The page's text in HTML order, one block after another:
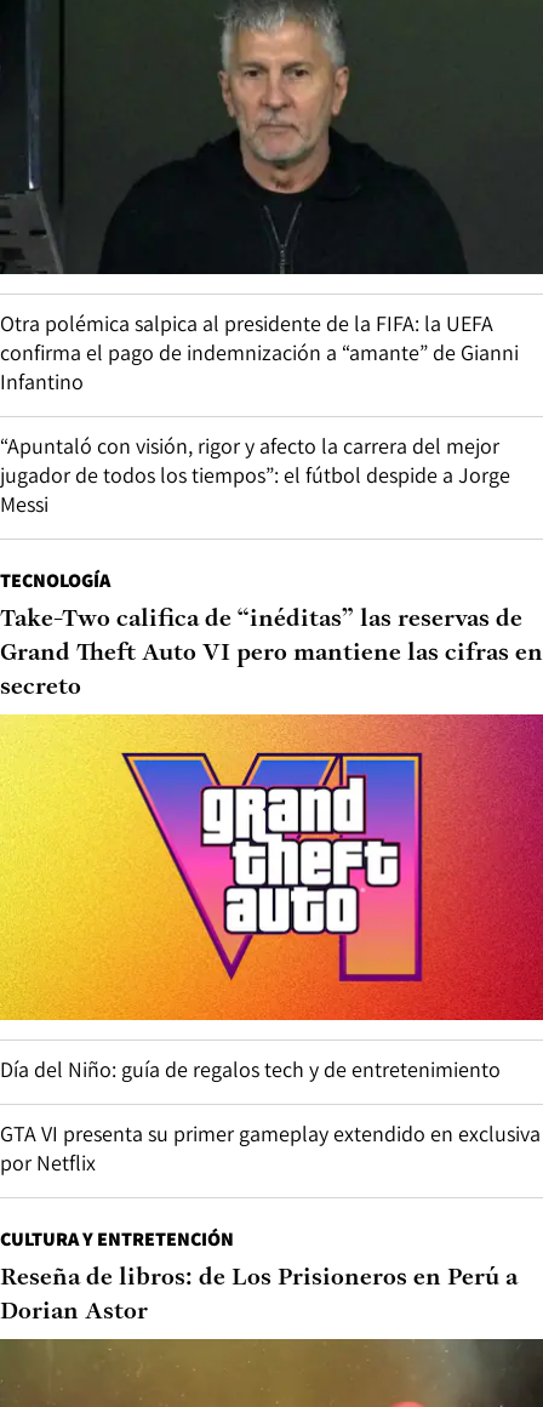
Otra polémica salpica al presidente de la FIFA: la UEFA
confirma el pago de indemnización a “amante” de Gianni
Infantino
“Apuntaló con visión, rigor y afecto la carrera del mejor
jugador de todos los tiempos”: el fútbol despide a Jorge
Messi
TECNOLOGÍA
Take-Two califica de “inéditas” las reservas de
Grand Theft Auto VI pero mantiene las cifras en
secreto
Día del Niño: guía de regalos tech y de entretenimiento
GTA VI presenta su primer gameplay extendido en exclusiva
por Netflix
CULTURA Y ENTRETENCIÓN
Reseña de libros: de Los Prisioneros en Perú a
Dorian Astor